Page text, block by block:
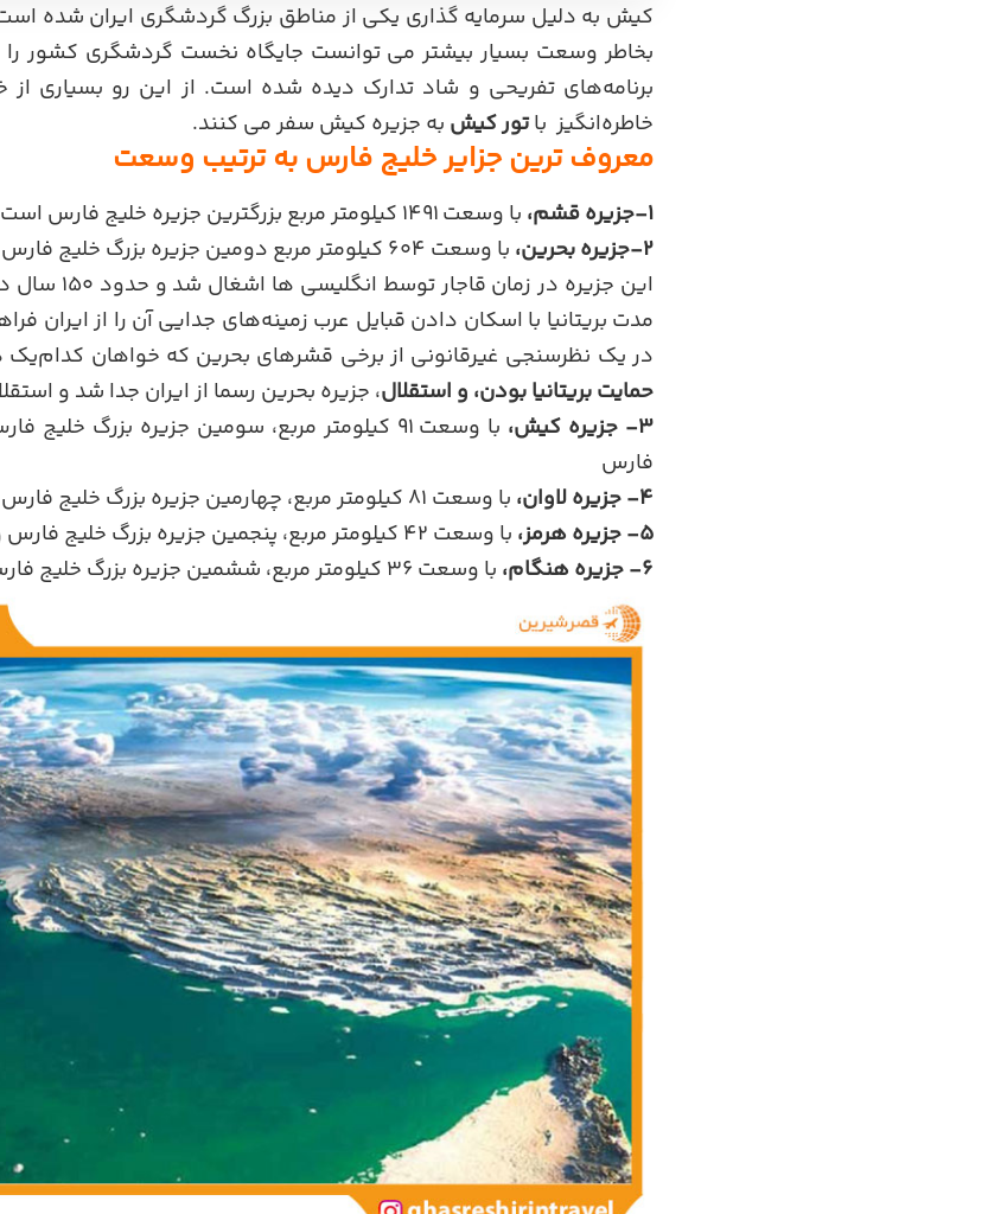
کیش به دلیل سرمایه گذاری یکی از مناطق بزرگ گردشگری ایران شده
بخاطر وسعت بسیار بیشتر می توانست جایگاه نخست گردشگری کشور
برنامه‌های تفریحی و شاد تدارک دیده‌ شده است. از این رو بسیاری از
خاطره‌انگیز باتور کیش به جزیره کیش سفر می کنند.
معروف ترین جزایر خلیج فارس به ترتیب وسعت
1-جزیره قشم،
با وسعت 1491 کیلومتر مربع بزرگترین جزیره خلیج فارس است
2-جزیره بحرین،
با وسعت 604 کیلومتر مربع دومین جزیره بزرگ خلیج فارس است.
این جزیره در
در یک نظرسنجی غیرقانونی از برخی قشرهای بحرین که خواهان
حمایت بریتانیا بودن، و استقلال، جزیره بحرین رسما از ایران جدا شد و
3- جزیره کیش،
با وسعت 91 کیلومتر مربع، سومین جزیره بزرگ
فارس
4- جزیره لاوان، با وسعت 81 کیلومتر مربع، چهارمین جزیره بزرگ خلیج فارس و سومین جزیره بزرگ ایران
5- جزیره هرمز، با وسعت 42 کیلومتر مربع، پنجمین جزیره بزرگ خلیج فارس و چهارمین جزیره بزرگ ایران
6- جزیره هنگام،
با وسعت 36 کیلومتر مربع، ششمین جزیره بزرگ خلیج فارس و پنجمین جزیره بزرگ ایران